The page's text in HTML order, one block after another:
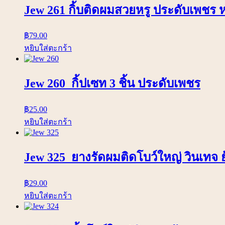
Jew 261 กิ้บติดผมสวยหรู ประดับเพชร
฿79.00
หยิบใส่ตะกร้า
Jew 260 กิ้ปเซท 3 ชิ้น ประดับเพชร
฿25.00
หยิบใส่ตะกร้า
Jew 325 ยางรัดผมติดโบว์ใหญ่ วินเทจ
฿29.00
หยิบใส่ตะกร้า